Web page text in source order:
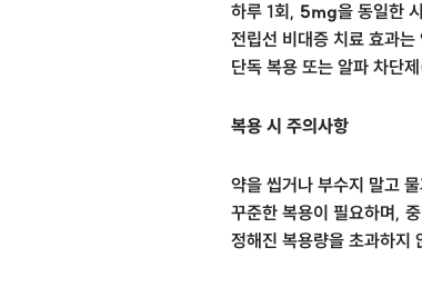
하루 1회, 5mg을 동일한
전립선 비대증 치료 효과
단독 복용 또는 알파 차단
복용 시 주의사항
약을 씹거나 부수지 말고
꾸준한 복용이 필요하며,
정해진 복용량을 초과하지